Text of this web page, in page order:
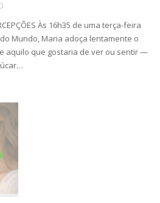
Às 16h35 de uma terça-feira
Mundo, Maria adoça lentamente o
aquilo que gostaria de ver ou sentir —